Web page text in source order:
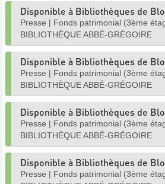
Disponible à Bibliothèques de
Presse | Fonds patrimonial (3ème
BIBLIOTHÈQUE ABBÉ-GRÉGOIRE
Disponible à Bibliothèques de
Presse | Fonds patrimonial (3ème
BIBLIOTHÈQUE ABBÉ-GRÉGOIRE
Disponible à Bibliothèques de
Presse | Fonds patrimonial (3ème
BIBLIOTHÈQUE ABBÉ-GRÉGOIRE
Disponible à Bibliothèques de
Presse | Fonds patrimonial (3ème